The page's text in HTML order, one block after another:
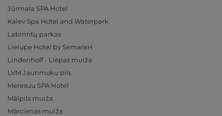
Jūrmala SPA Hotel
Kalev Spa Hotel and Waterpark
Labirintų parkas
Lielupe Hotel by SemaraH
Lindenhoff - Liepas muiža
LVM Jaunmoku pils
Meresuu SPA Hotel
Mālpils muiža
Mārcienas muiža